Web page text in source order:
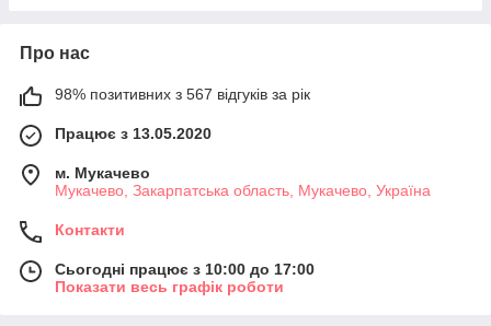
Про нас
98% позитивних з 567 відгуків за рік
Працює з 13.05.2020
м. Мукачево
Мукачево, Закарпатська область, Мукачево, Україна
Контакти
Сьогодні працює з 10:00 до 17:00
Показати весь графік роботи